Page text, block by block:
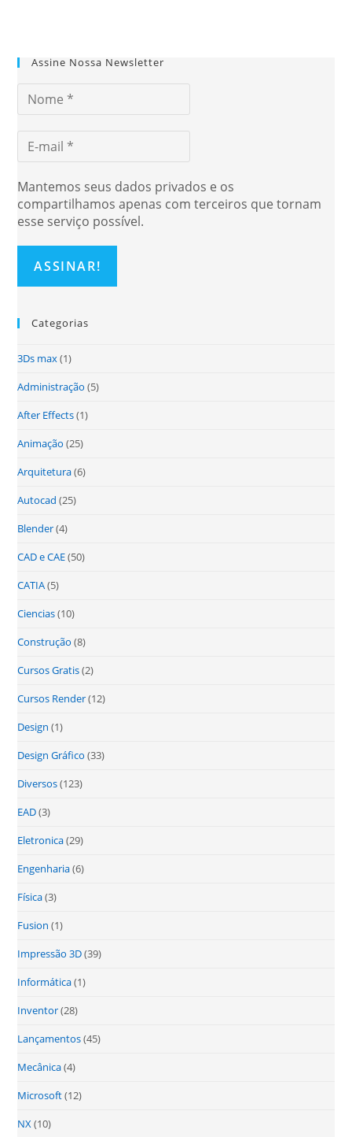
Assine Nossa Newsletter
Mantemos seus dados privados e os
compartilhamos apenas com terceiros que tornam
esse serviço possível.
Categorias
3Ds max(1)
Administração (5)
After Effects(1)
Animação (25)
Arquitetura(6)
Autocad (25)
Blender(4)
CAD e CAE(50)
CATIA(5)
Ciencias(10)
Construção (8)
Cursos Gratis(2)
Cursos Render(12)
Design (1)
Design Gráfico (33)
Diversos(123)
EAD(3)
Eletronica(29)
Engenharia(6)
Física(3)
Fusion (1)
Impressão 3D(39)
Informática(1)
Inventor(28)
Lançamentos(45)
Mecânica(4)
Microsoft(12)
NX(10)